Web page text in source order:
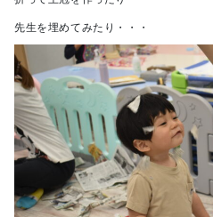
先生を埋めてみたり・・・